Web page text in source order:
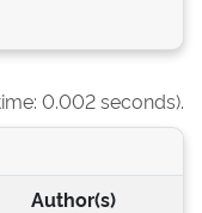
0.002 seconds).
Author(s)